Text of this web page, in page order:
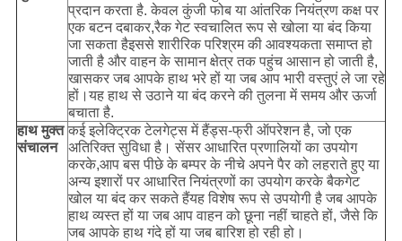
प्रदान करता है. केवल कुंजी फोब या आंतरिक नियंत्रण कक्ष पर
एक बटन दबाकर,रैक गेट स्वचालित रूप से खोला या बंद किया
जा सकता हैइससे शारीरिक परिश्रम की आवश्यकता समाप्त हो
जाती है और वाहन के सामान क्षेत्र तक पहुंच आसान हो जाती है,
खासकर जब आपके हाथ भरे हों या जब आप भारी वस्तुएं ले जा रहे
हों।यह हाथ से उठाने या बंद करने की तुलना में समय और ऊर्जा
बचाता है.
हाथ मुक्त
संचालन
कई इलेक्ट्रिक टेलगेट्स में हैंड्स-फ्री ऑपरेशन है, जो एक
अतिरिक्त सुविधा है। सेंसर आधारित प्रणालियों का उपयोग
करके,आप बस पीछे के बम्पर के नीचे अपने पैर को लहराते हुए या
अन्य इशारों पर आधारित नियंत्रणों का उपयोग करके बैकगेट
खोल या बंद कर सकते हैंयह विशेष रूप से उपयोगी है जब आपके
हाथ व्यस्त हों या जब आप वाहन को छूना नहीं चाहते हों, जैसे कि
जब आपके हाथ गंदे हों या जब बारिश हो रही हो।